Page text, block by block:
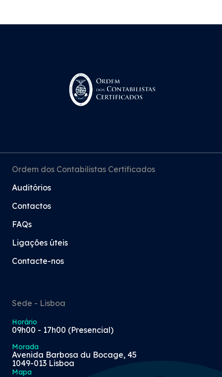
Ordem dos Contabilistas Certificados
Auditórios
Contactos
FAQs
Ligações úteis
Contacte-nos
Sede - Lisboa
Horário
09h00 - 17h00 (Presencial)
Morada
Avenida Barbosa du Bocage, 45
1049-013 Lisboa
Mapa